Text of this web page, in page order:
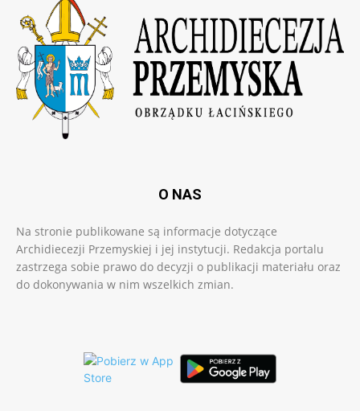
O NAS
Na stronie publikowane są informacje dotyczące
Archidiecezji Przemyskiej i jej instytucji. Redakcja portalu
zastrzega sobie prawo do decyzji o publikacji materiału oraz
do dokonywania w nim wszelkich zmian.